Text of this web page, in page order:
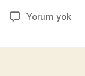
Yorum yok